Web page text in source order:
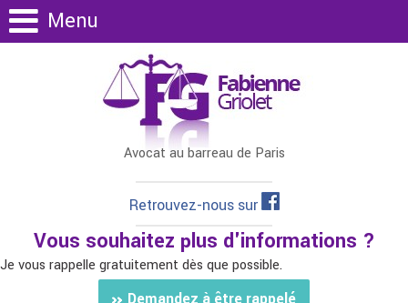
Menu
Avocat au barreau de Paris
Retrouvez-nous sur
Vous souhaitez plus d'informations ?
Je vous rappelle gratuitement dès que possible.